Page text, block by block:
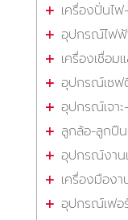
เครื่องปั่นไ
อุปกรณ์ไฟฟ้
เครื่องเชื่อม
อุปกรณ์เซฟ
อุปกรณ์เจา
ลูกล้อ-ลูกปื
อุปกรณ์งาน
เครื่องมืองา
อุปกรณ์เฟอ